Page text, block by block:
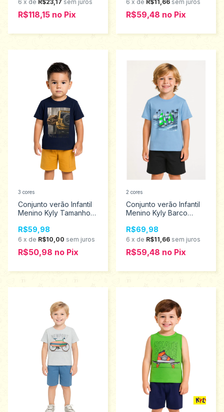
6 x de R$23,17 sem juros
R$118,15 no Pix
6 x de R$11,66 sem juros
R$59,48 no Pix
Conjunto verão Infantil
Menino Kyly Tamanhos
R$59,98
6 x de R$10,00 sem juros
R$50,98 no Pix
3 cores
Conjunto verão Infantil
Menino Kyly Barco
1001345
R$69,98
6 x de R$11,66 sem juros
R$59,48 no Pix
2 cores